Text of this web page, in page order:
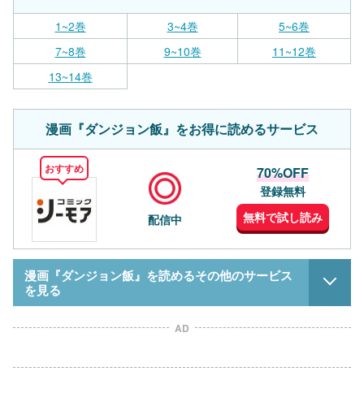
1~2巻 3~4巻
5~6巻
7~8巻
9~10巻
11~12巻
13~14巻
漫画『ダンジョン飯』をお得に読めるサービス
おすすめ
配信中
70%OFF
登録無料
無料で試し読み
漫画『ダンジョン飯』を読めるその他のサービス
を見る
AD